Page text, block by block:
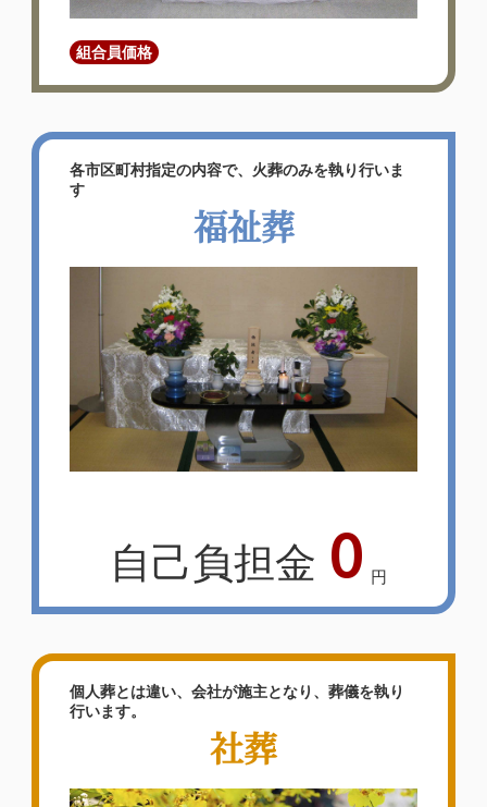
組合員価格
各市区町村指定の内容で、火葬のみを執り行いま
す
福祉葬
自己負担金 0 円
個人葬とは違い、会社が施主となり、葬儀を執り
行います。
社葬